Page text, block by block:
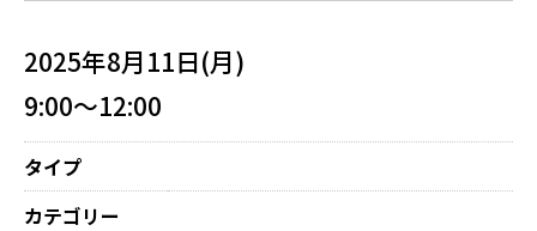
2025年8月11日(月)
9:00～12:00
タイプ
カテゴリー